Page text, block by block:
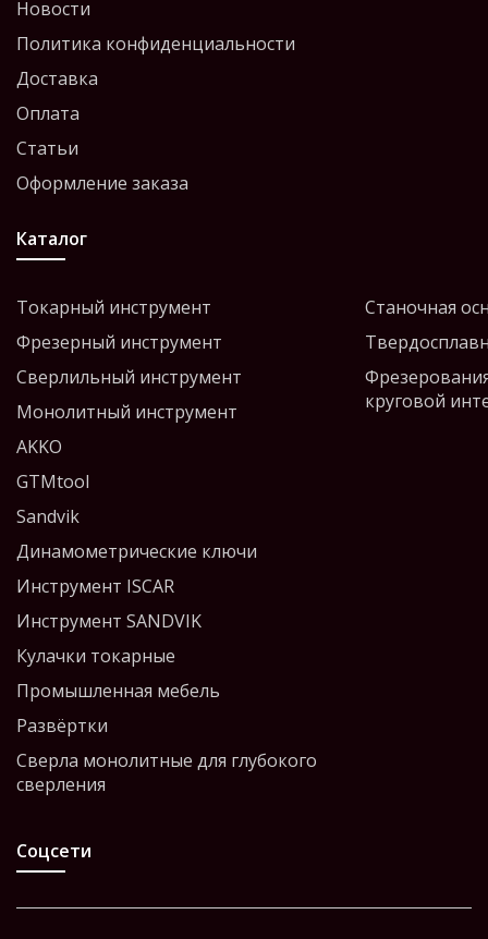
Новости
Политика конфиденциальности
Доставка
Оплата
Статьи
Оформление заказа
Каталог
Токарный инструмент
Фрезерный инструмент
Сверлильный инструмент
Монолитный инструмент
AKKO
GTMtool
Sandvik
Динамометрические ключи
Инструмент ISCAR
Инструмент SANDVIK
Кулачки токарные
Промышленная мебель
Развёртки
Сверла монолитные для глубокого
сверления
Станочная
круговой
Соцсети